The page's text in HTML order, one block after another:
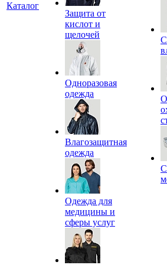
Каталог
Защита от
кислот и
щелочей
Одноразовая
одежда
Влагозащитная
одежда
Одежда для
медицины и
сферы услуг